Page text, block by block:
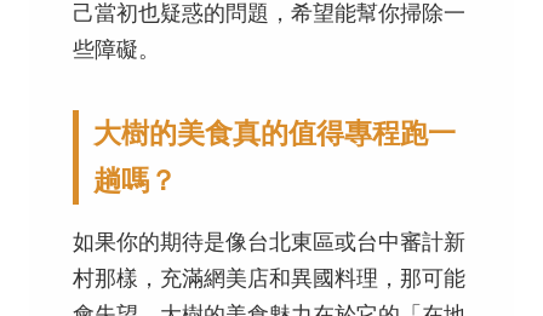
己當初也疑惑的問題，希望能幫你掃除一
些障礙。
大樹的美食真的值得專程跑一
趟嗎？
如果你的期待是像台北東區或台中審計新
村那樣，充滿網美店和異國料理，那可能